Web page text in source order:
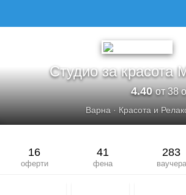
Студио за красота
4.40от 38
Варна · Красота и
16
оферти
41
фена
283
ваучера